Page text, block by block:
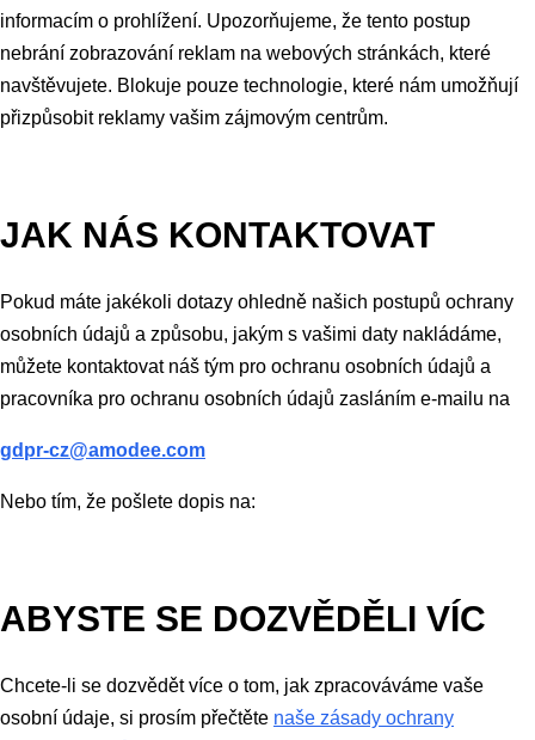
informacím o prohlížení. Upozorňujeme, že tento postup
nebrání zobrazování reklam na webových stránkách, které
navštěvujete. Blokuje pouze technologie, které nám umožňují
přizpůsobit reklamy vašim zájmovým centrům.
JAK NÁS KONTAKTOVAT
Pokud máte jakékoli dotazy ohledně našich postupů ochrany
osobních údajů a způsobu, jakým s vašimi daty nakládáme,
můžete kontaktovat náš tým pro ochranu osobních údajů a
pracovníka pro ochranu osobních údajů zasláním e-mailu na
gdpr-cz@amodee.com
Nebo tím, že pošlete dopis na:
ABYSTE SE DOZVĚDĚLI VÍC
Chcete-li se dozvědět více o tom, jak zpracováváme vaše
osobní údaje, si prosím přečtěte naše zásady ochrany